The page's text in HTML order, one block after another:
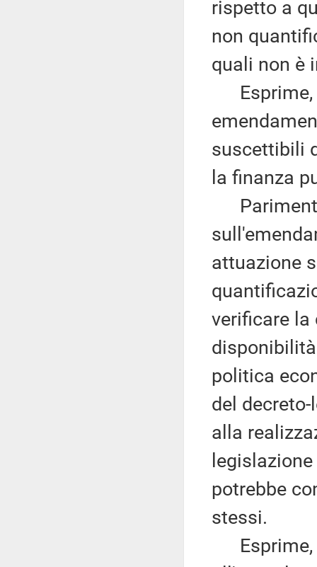
rispetto a
non
quali non è
Esprime,
suscettibili
la finanza
attuazione
verificare la
politica
del
alla
potrebbe
stessi.
Esprime,